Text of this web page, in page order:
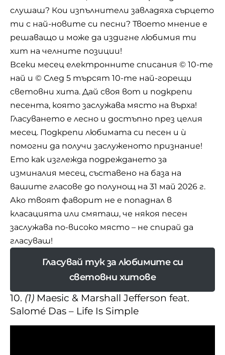
слушаш? Кои изпълнители завладяха сърцето
ти с най-новите си песни? Твоето мнение е
решаващо и може да издигне любимия ти
хит на челните позиции!
Всеки месец електронните списания © 10-те
най и © След 5 търсят 10-те най-горещи
световни хита. Дай своя вот и подкрепи
песента, която заслужава място на върха!
Гласуването е лесно и достъпно през целия
месец. Подкрепи любимата си песен и ѝ
помогни да получи заслуженото признание!
Ето как изглежда подреждането за
изминалия месец, съставено на база на
вашите гласове до полунощ на 31 май 2026 г.
Ако твоят фаворит не е попаднал в
класацията или смяташ, че някоя песен
заслужава по-високо място – не спирай да
гласуваш!
Гласувай тук за любимите си
световни хитове
10. (1) Maesic & Marshall Jefferson feat.
Salomé Das – Life Is Simple